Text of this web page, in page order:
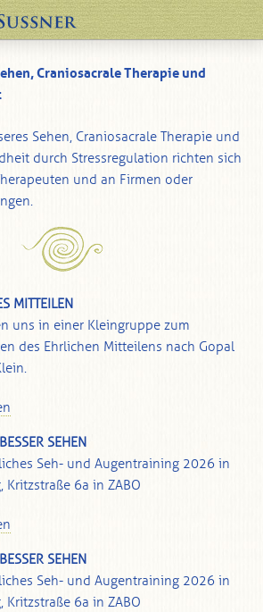
Craniosacrale Therapie und
Sehen, Craniosacrale Therapie und
durch Stress­regulation richten sich
und an Firmen oder
MITTEILEN
uns in einer Kleingruppe zum
des Ehrlichen Mitteilens nach Gopal
SEHEN
Seh- und Augentraining 2026 in
Kritzstraße 6a in ZABO
SEHEN
Seh- und Augentraining 2026 in
Kritzstraße 6a in ZABO